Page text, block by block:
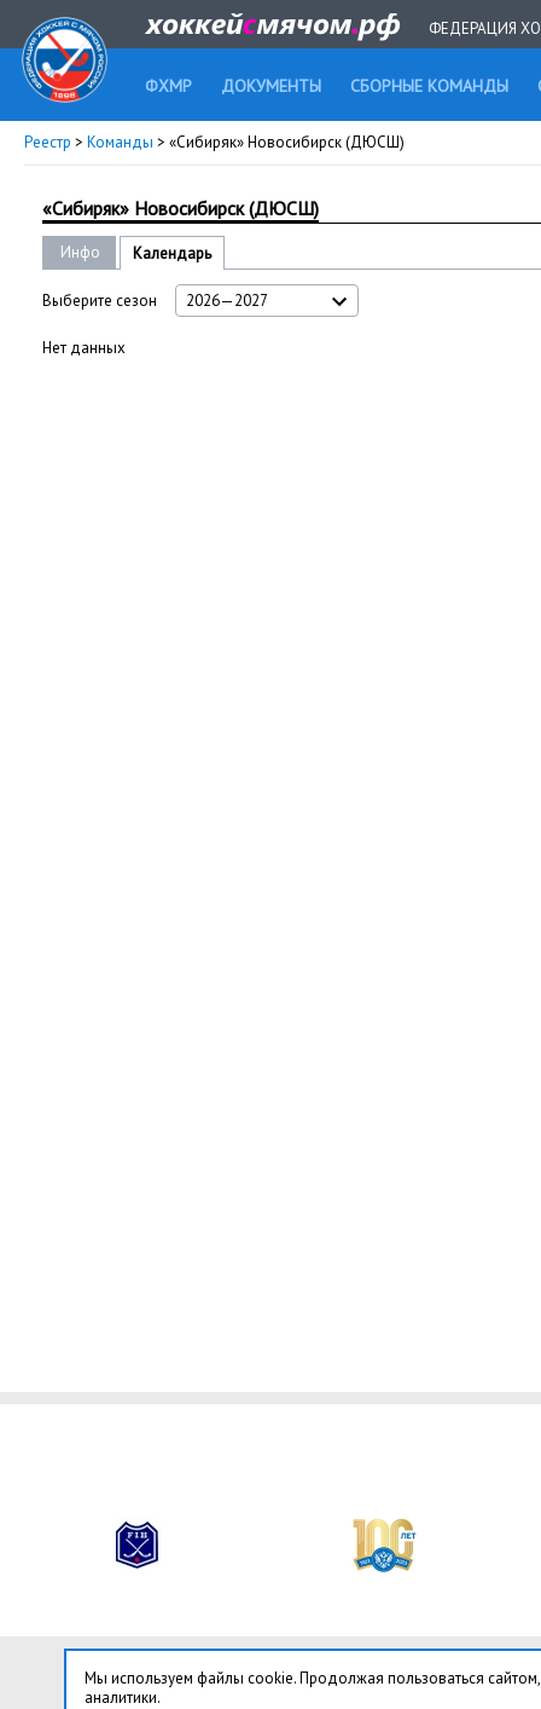
ФЕДЕРАЦИЯ
ФХМР ДОКУМЕНТЫ СБОРНЫЕ КОМАНДЫ
Реестр > Команды > «Сибиряк» Новосибирск (ДЮСШ)
«Сибиряк» Новосибирск (ДЮСШ)
Инфо Календарь
Выберите сезон 2026—2027
Нет данных
Мы используем файлы cookie. Продолжая пользоваться
аналитики.